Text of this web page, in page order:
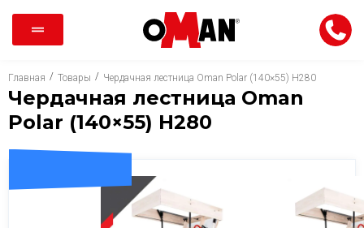
Главная / Товары / Чердачная лестница Oman Polar (140×55) H280
Чердачная лестница Oman
Polar (140×55) H280
ДОСТАВКА 0 ГРН